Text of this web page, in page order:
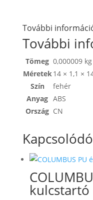
További
További
Tömeg 0,000009 kg
Méretek14 × 1,1 ×
Szín
fehér
Anyag ABS
Ország CN
kulcstartó